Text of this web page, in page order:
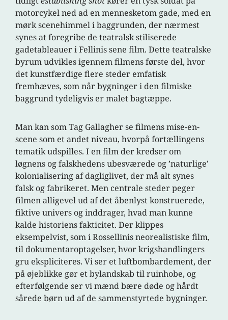
motorcykel ned ad en mennesketom gade, med en
mørk scenehimmel i baggrunden, der nærmest
synes at foregribe de teatralsk stiliserede
gadetableauer i Fellinis sene film. Dette teatralske
byrum udvikles igennem filmens første del, hvor
det kunstfærdige flere steder emfatisk
fremhæves, som når bygninger i den filmiske
baggrund tydeligvis er malet bagtæppe.
Man kan som Tag Gallagher se filmens mise-en-
scene som et andet niveau, hvorpå fortællingens
tematik udspilles. I en film der kredser om
løgnens og falskhedens ubesværede og ’naturlige’
kolonialisering af dagliglivet, der må alt synes
falsk og fabrikeret. Men centrale steder peger
filmen alligevel ud af det åbenlyst konstruerede,
fiktive univers og inddrager, hvad man kunne
kalde historiens fakticitet. Der klippes
eksempelvist, som i Rossellinis neorealistiske film,
til dokumentaroptagelser, hvor krigshandlingers
gru ekspliciteres. Vi ser et luftbombardement, der
på øjeblikke gør et bylandskab til ruinhobe, og
efterfølgende ser vi mænd bære døde og hårdt
sårede børn ud af de sammenstyrtede bygninger.